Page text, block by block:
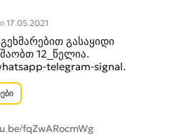
17.05.2021
გასაყიდი
12_წელია.
telegram-signal.
fqZwARocmWg